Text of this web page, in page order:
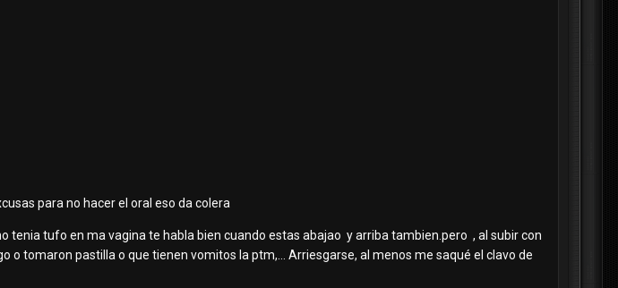
para no hacer el oral eso da colera
tenia tufo en ma vagina te habla bien cuando estas abajao y arriba tambien.pero , al subir con
o tomaron pastilla o que tienen vomitos la ptm,... Arriesgarse, al menos me saqué el clavo de